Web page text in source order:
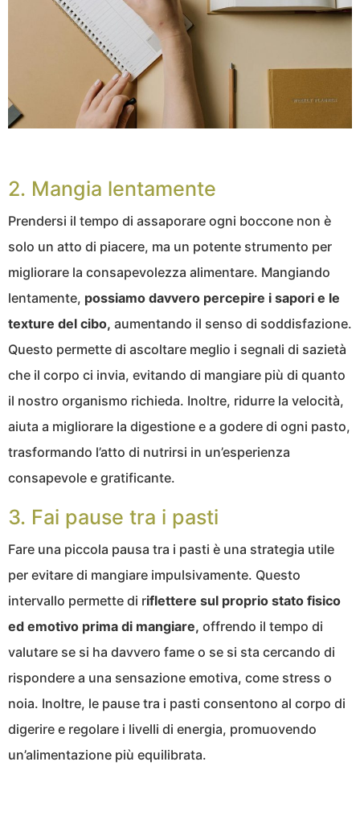
2. Mangia lentamente
Prendersi il tempo di assaporare ogni boccone non è
solo un atto di piacere, ma un potente strumento per
migliorare la consapevolezza alimentare. Mangiando
lentamente, possiamo davvero percepire i sapori e le
texture del cibo, aumentando il senso di soddisfazione.
Questo permette di ascoltare meglio i segnali di sazietà
che il corpo ci invia, evitando di mangiare più di quanto
il nostro organismo richieda. Inoltre, ridurre la velocità,
aiuta a migliorare la digestione e a godere di ogni pasto,
trasformando l’atto di nutrirsi in un’esperienza
consapevole e gratificante.
3. Fai pause tra i pasti
Fare una piccola pausa tra i pasti è una strategia utile
per evitare di mangiare impulsivamente. Questo
intervallo permette di riflettere sul proprio stato fisico
ed emotivo prima di mangiare, offrendo il tempo di
valutare se si ha davvero fame o se si sta cercando di
rispondere a una sensazione emotiva, come stress o
noia. Inoltre, le pause tra i pasti consentono al corpo di
digerire e regolare i livelli di energia, promuovendo
un’alimentazione più equilibrata.